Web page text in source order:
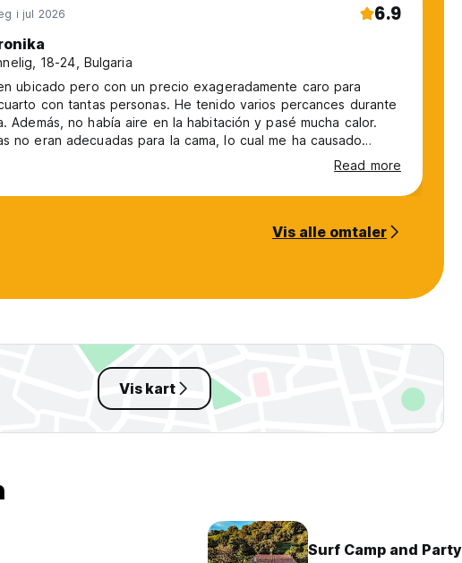
i jul 2026 6.9
18-24, Bulgaria
ubicado pero con un precio exageradamente caro para
con tantas personas. He tenido varios percances durante
Además, no había aire en la habitación y pasé mucha calor.
no eran adecuadas para la cama, lo cual me ha causado
por la noche. El wifi tampoco funcionaba. El sitio está bien pero
Read more
Vis alle omtaler
Vis kart
Surf Camp and